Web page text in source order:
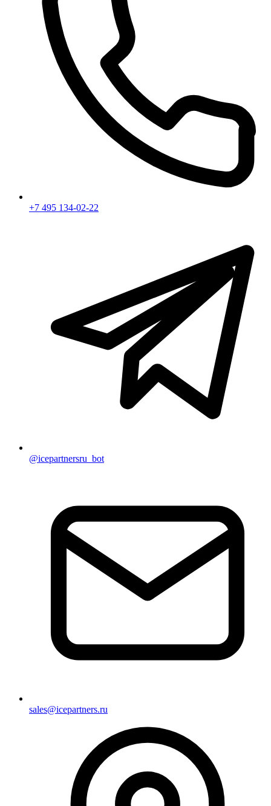
+7 495 134-02-22
@icepartnersru_bot
sales@icepartners.ru